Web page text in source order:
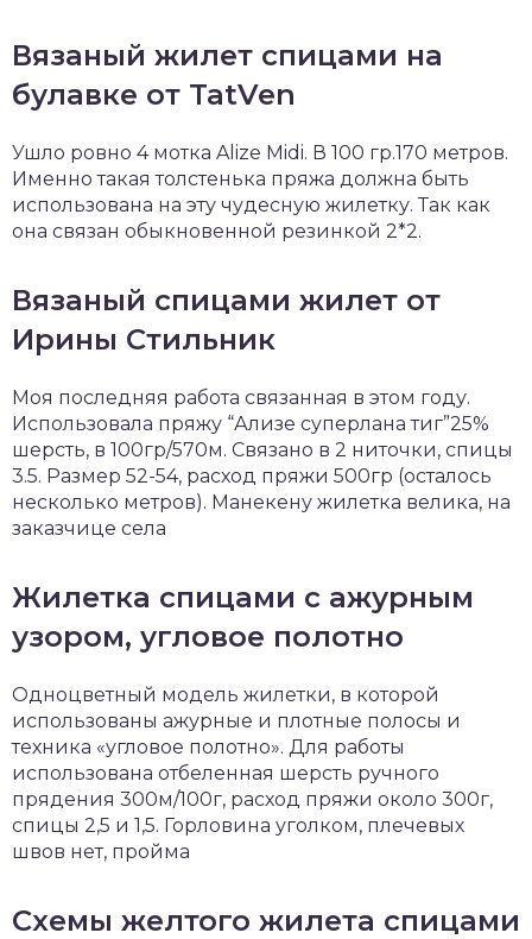
Вязаный жилет спицами на
булавке от TatVen
Ушло ровно 4 мотка Alize Midi. В 100 гр.170 метров.
Именно такая толстенька пряжа должна быть
использована на эту чудесную жилетку. Так как
она связан обыкновенной резинкой 2*2.
Вязаный спицами жилет от
Ирины Стильник
Моя последняя работа связанная в этом году.
Использовала пряжу “Ализе суперлана тиг”25%
шерсть, в 100гр/570м. Связано в 2 ниточки, спицы
3.5. Размер 52-54, расход пряжи 500гр (осталось
несколько метров). Манекену жилетка велика, на
заказчице села
Жилетка спицами с ажурным
узором, угловое полотно
Одноцветный модель жилетки, в которой
использованы ажурные и плотные полосы и
техника «угловое полотно». Для работы
использована отбеленная шерсть ручного
прядения 300м/100г, расход пряжи около 300г,
спицы 2,5 и 1,5. Горловина уголком, плечевых
швов нет, пройма
Схемы желтого жилета спицами